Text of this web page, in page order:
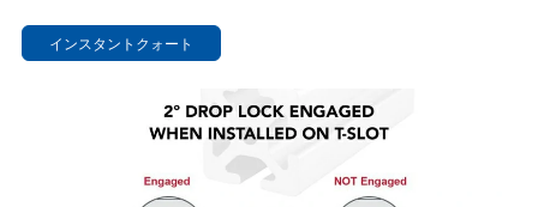
インスタントクォート